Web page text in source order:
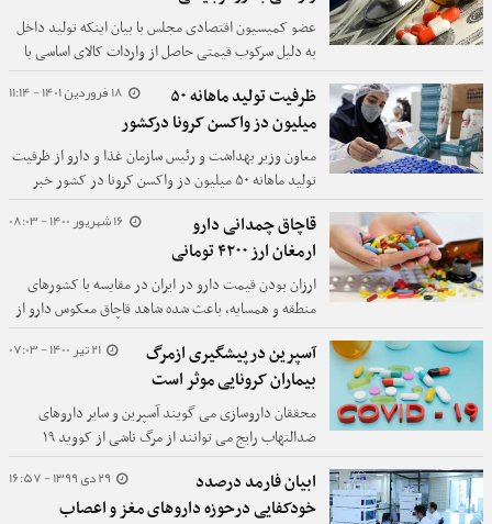
عضو کمیسیون اقتصادی مجلس با بیان اینکه تولید داخل
به دلیل سرکوب قیمتی حاصل از واردات کالای اساسی با
ارز ارزان قیمت، از صرفه افتاده بود، گفت: در بخش
واردات دارو با ارز 4200 تومانی، قاچاق گسترده داشتیم،
۲۰ درصد دارویی که با ارز یارانه‌ای خریداری شده بود، به
کشورهای همسایه قاچاق می‌شد.
18 فروردین 1401 - 11:14
ظرفیت تولید ماهانه ۵۰
میلیون دز واکسن کرونا درکشور
معاون وزیر بهداشت و رئیس سازمان غذا و دارو از ظرفیت
تولید ماهانه ۵۰ میلیون دز واکسن کرونا در کشور خبر
داد.
16 شهریور 1400 - 08:03
قاچاق چمدانی دارو
ارمغان ارز ۴۲۰۰ تومانی
ارزان بودن قیمت دارو در ایران در مقایسه با کشورهای
منطقه و همسایه، باعث شده شاهد قاچاق معکوس دارو از
کشور باشیم و دلیل آن نیز، ارز ۴۲۰۰ تومانی است که
صنعت دارو را گرفتار ساخته است.
21 تیر 1400 - 07:03
آسپرین درپیشگیری ازمرگ
بیماران کرونایی موثر است
محققان داروسازی می گویند آسپرین و سایر داروهای
ضدالتهاب رایج می توانند از مرگ ناشی از کووید ۱۹
جلوگیری کنند.
29 دی 1399 - 16:57
ابیان فارمد درصدد
خودکفایی درحوزه داروهای مغز و اعصاب